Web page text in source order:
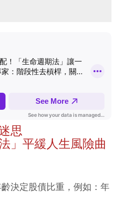
思
」平緩人生風險曲
決定股債比重，例如：年